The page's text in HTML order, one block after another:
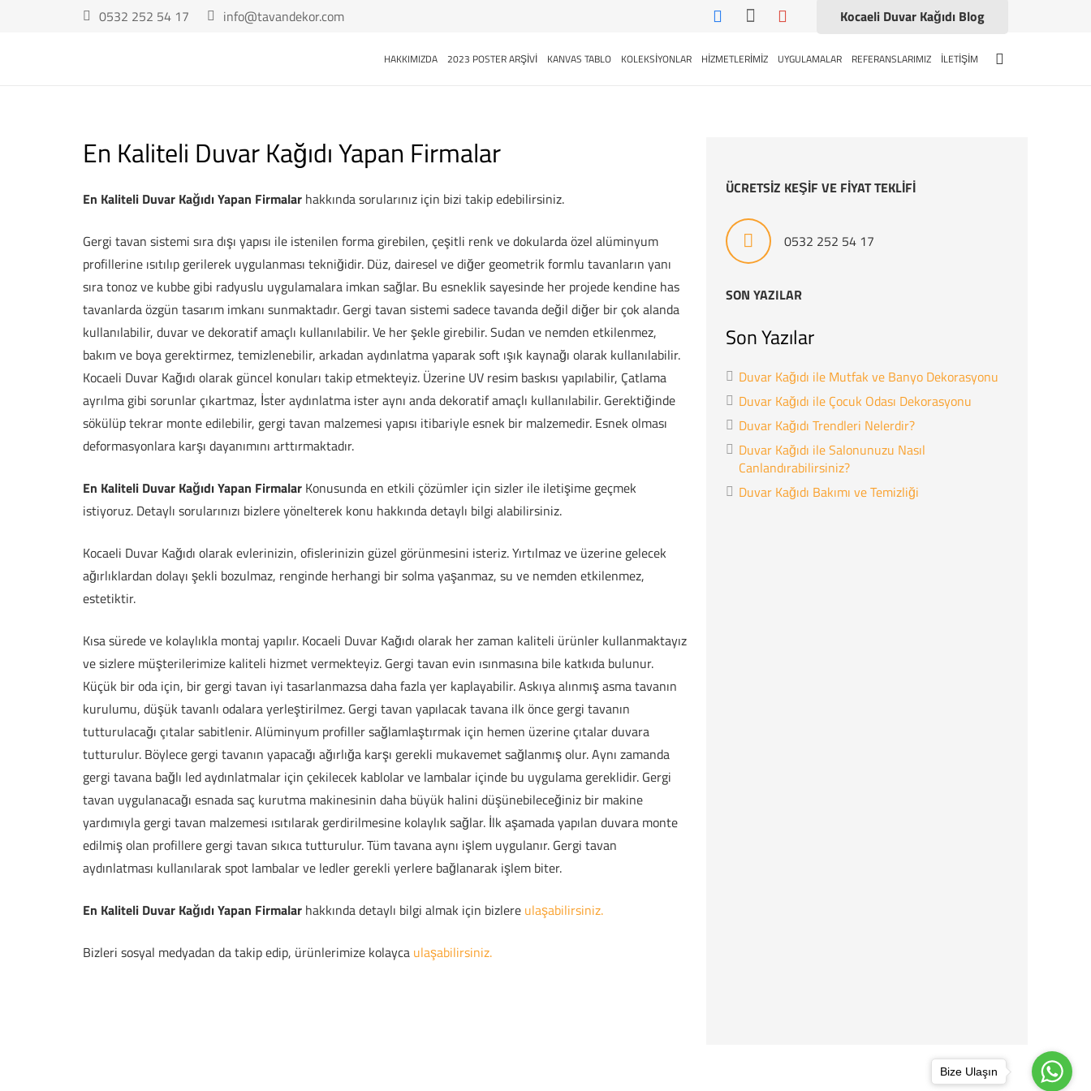
0532 252 54 17 info@tavandekor.com Kocaeli Duvar Kağıdı Blog
HAKKIMIZDA 2023 POSTER ARŞİVİ KANVAS TABLO KOLEKSİYONLAR HİZMETLERİMİZ UYGULAMALAR REFERANSLARIMIZ İLETİŞİM
En Kaliteli Duvar Kağıdı Yapan Firmalar
En Kaliteli Duvar Kağıdı Yapan Firmalar hakkında sorularınız için bizi takip edebilirsiniz.
Gergi tavan sistemi sıra dışı yapısı ile istenilen forma girebilen, çeşitli renk ve dokularda özel alüminyum
profillerine ısıtılıp gerilerek uygulanması tekniğidir. Düz, dairesel ve diğer geometrik formlu tavanların yanı
sıra tonoz ve kubbe gibi radyuslu uygulamalara imkan sağlar. Bu esneklik sayesinde her projede kendine has
tavanlarda özgün tasarım imkanı sunmaktadır. Gergi tavan sistemi sadece tavanda değil diğer bir çok alanda
kullanılabilir, duvar ve dekoratif amaçlı kullanılabilir. Ve her şekle girebilir. Sudan ve nemden etkilenmez,
bakım ve boya gerektirmez, temizlenebilir, arkadan aydınlatma yaparak soft ışık kaynağı olarak kullanılabilir.
Kocaeli Duvar Kağıdı olarak güncel konuları takip etmekteyiz. Üzerine UV resim baskısı yapılabilir, Çatlama
ayrılma gibi sorunlar çıkartmaz, İster aydınlatma ister aynı anda dekoratif amaçlı kullanılabilir. Gerektiğinde
sökülüp tekrar monte edilebilir, gergi tavan malzemesi yapısı itibariyle esnek bir malzemedir. Esnek olması
deformasyonlara karşı dayanımını arttırmaktadır.
En Kaliteli Duvar Kağıdı Yapan Firmalar Konusunda en etkili çözümler için sizler ile iletişime geçmek
istiyoruz. Detaylı sorularınızı bizlere yönelterek konu hakkında detaylı bilgi alabilirsiniz.
Kocaeli Duvar Kağıdı olarak evlerinizin, ofislerinizin güzel görünmesini isteriz. Yırtılmaz ve üzerine gelecek
ağırlıklardan dolayı şekli bozulmaz, renginde herhangi bir solma yaşanmaz, su ve nemden etkilenmez,
estetiktir.
Kısa sürede ve kolaylıkla montaj yapılır. Kocaeli Duvar Kağıdı olarak her zaman kaliteli ürünler kullanmaktayız
ve sizlere müşterilerimize kaliteli hizmet vermekteyiz. Gergi tavan evin ısınmasına bile katkıda bulunur.
Küçük bir oda için, bir gergi tavan iyi tasarlanmazsa daha fazla yer kaplayabilir. Askıya alınmış asma tavanın
kurulumu, düşük tavanlı odalara yerleştirilmez. Gergi tavan yapılacak tavana ilk önce gergi tavanın
tutturulacağı çıtalar sabitlenir. Alüminyum profiller sağlamlaştırmak için hemen üzerine çıtalar duvara
tutturulur. Böylece gergi tavanın yapacağı ağırlığa karşı gerekli mukavemet sağlanmış olur. Aynı zamanda
gergi tavana bağlı led aydınlatmalar için çekilecek kablolar ve lambalar içinde bu uygulama gereklidir. Gergi
tavan uygulanacağı esnada saç kurutma makinesinin daha büyük halini düşünebileceğiniz bir makine
yardımıyla gergi tavan malzemesi ısıtılarak gerdirilmesine kolaylık sağlar. İlk aşamada yapılan duvara monte
edilmiş olan profillere gergi tavan sıkıca tutturulur. Tüm tavana aynı işlem uygulanır. Gergi tavan
aydınlatması kullanılarak spot lambalar ve ledler gerekli yerlere bağlanarak işlem biter.
En Kaliteli Duvar Kağıdı Yapan Firmalar hakkında detaylı bilgi almak için bizlere ulaşabilirsiniz.
Bizleri sosyal medyadan da takip edip, ürünlerimize kolayca ulaşabilirsiniz.
ÜCRETSİZ KEŞİF VE FİYAT TEKLİFİ
0532 252 54 17
SON YAZILAR
Son Yazılar
Duvar Kağıdı ile Mutfak ve Banyo Dekorasyonu
Duvar Kağıdı ile Çocuk Odası Dekorasyonu
Duvar Kağıdı Trendleri Nelerdir?
Duvar Kağıdı ile Salonunuzu Nasıl
Canlandırabilirsiniz?
Duvar Kağıdı Bakımı ve Temizliği
Bize Ulaşın